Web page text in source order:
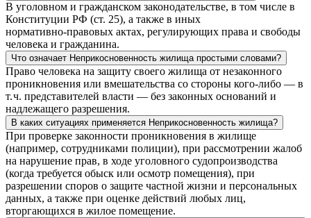
В уголовном и гражданском законодательстве, в том числе в
Конституции РФ (ст. 25), а также в иных
нормативно‑правовых актах, регулирующих права и свободы
человека и гражданина.
Что означает Неприкосновенность жилища простыми словами?
Право человека на защиту своего жилища от незаконного
проникновения или вмешательства со стороны кого‑либо — в
т. ч. представителей власти — без законных оснований и
надлежащего разрешения.
В каких ситуациях применяется Неприкосновенность жилища?
При проверке законности проникновения в жилище
(например, сотрудниками полиции), при рассмотрении жалоб
на нарушение прав, в ходе уголовного судопроизводства
(когда требуется обыск или осмотр помещения), при
разрешении споров о защите частной жизни и персональных
данных, а также при оценке действий любых лиц,
вторгающихся в жилое помещение.